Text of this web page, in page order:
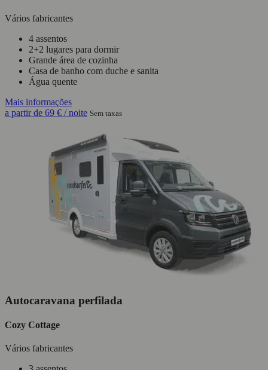
Vários fabricantes
4 assentos
2+2 lugares para dormir
Grande área de cozinha
Casa de banho com duche e sanita
Água quente
Mais informações
a partir de 69 € / noite Sem taxas
Autocaravana perfilada
Cozy Cottage
Vários fabricantes